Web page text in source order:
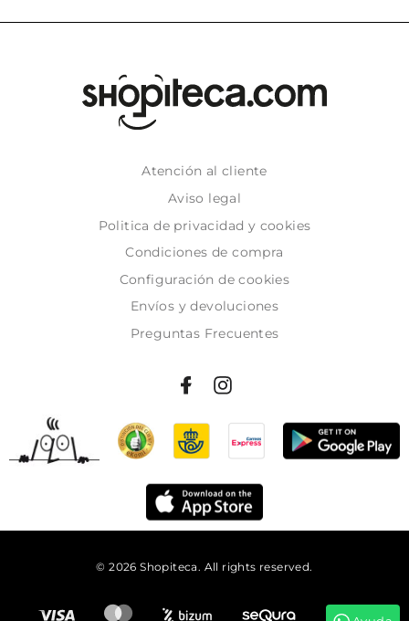
Atención al cliente
Aviso legal
Politica de privacidad y cookies
Condiciones de compra
Configuración de cookies
Envíos y devoluciones
Preguntas Frecuentes
© 2026 Shopiteca. All rights reserved.